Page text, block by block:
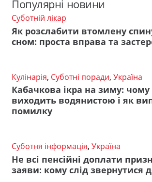
Популярні новини
Суботній лікар
Як розслабити втомлену
сном: проста вправа та
Кулінарія, Суботні поради, Україна
Кабачкова ікра на зиму: чому
виходить водянистою і як
помилку
Суботня інформація, Україна
Не всі пенсійні доплати
заяви: кому слід звернутися